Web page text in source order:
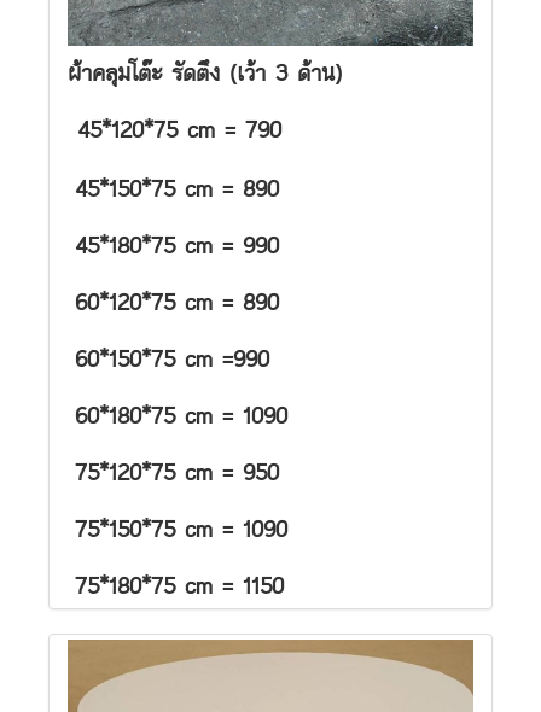
ผ้าคลุมโต๊ะ รัดตึง (เว้า 3 ด้าน)
45*120*75 cm = 790
45*150*75 cm = 890
45*180*75 cm = 990
60*120*75 cm = 890
60*150*75 cm =990
60*180*75 cm = 1090
75*120*75 cm = 950
75*150*75 cm = 1090
75*180*75 cm = 1150